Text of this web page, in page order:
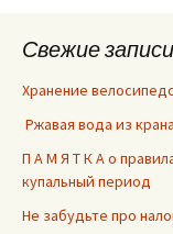
Свежие записи
Хранение
Ржавая вода из
П А М Я Т К А о
купальный период
Не забудьте про